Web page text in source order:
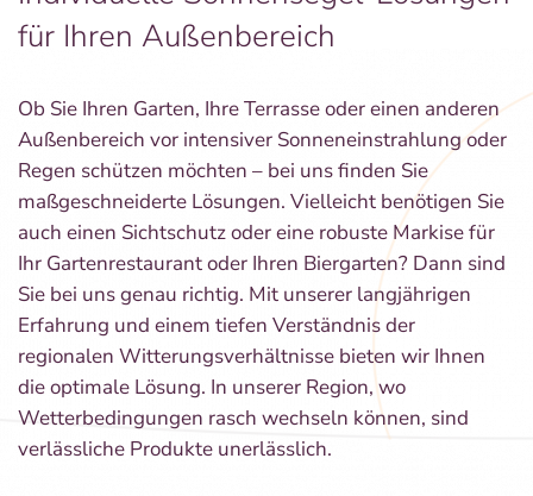
für Ihren Außenbereich
Ob Sie Ihren Garten, Ihre Terrasse oder einen anderen
Außenbereich vor intensiver Sonneneinstrahlung oder
Regen schützen möchten – bei uns finden Sie
maßgeschneiderte Lösungen. Vielleicht benötigen Sie
auch einen Sichtschutz oder eine robuste Markise für
Ihr Gartenrestaurant oder Ihren Biergarten? Dann sind
Sie bei uns genau richtig. Mit unserer langjährigen
Erfahrung und einem tiefen Verständnis der
regionalen Witterungsverhältnisse bieten wir Ihnen
die optimale Lösung. In unserer Region, wo
Wetterbedingungen rasch wechseln können, sind
verlässliche Produkte unerlässlich.